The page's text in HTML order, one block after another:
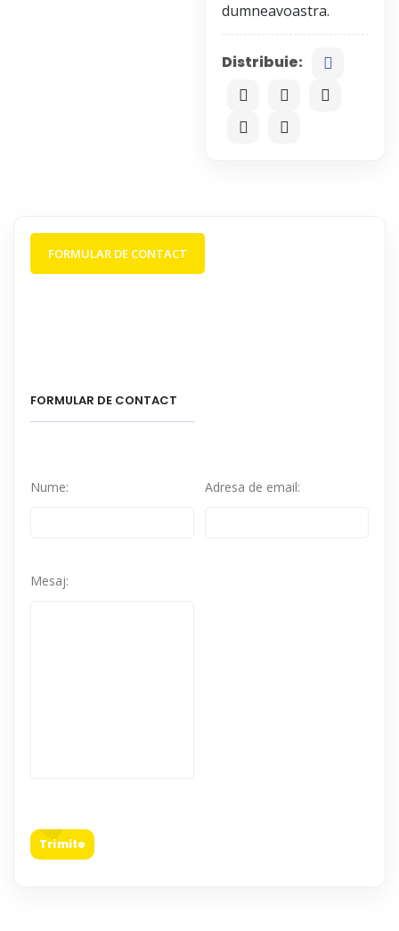
Distribuie:
FORMULAR DE CONTACT
FORMULAR DE CONTACT
Nume: Adresa de email:
Mesaj:
Trimite